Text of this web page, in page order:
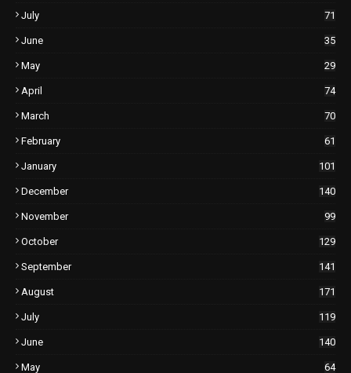
July 71
June 35
May 29
April 74
March 70
February 61
January 101
December 140
November 99
October 129
September 141
August 171
July 119
June 140
May 64